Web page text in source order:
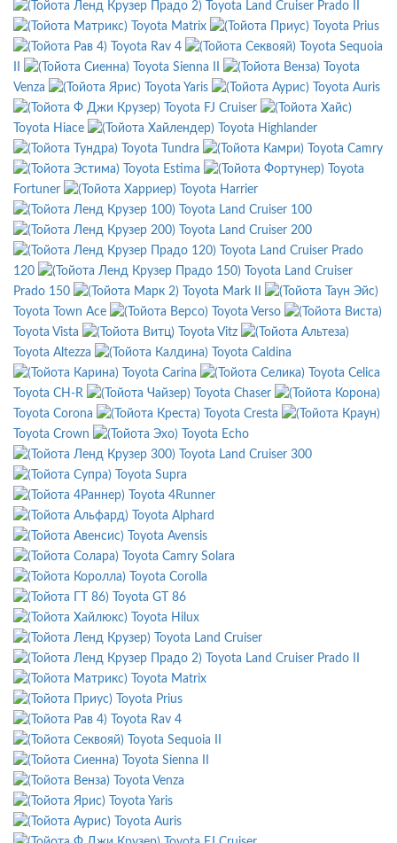
Toyota Land Cruiser Prado II
Toyota Matrix
Toyota Prius
Toyota Rav 4
Toyota Sequoia
Toyota Sienna II
Toyota
Venza
Toyota Yaris
Toyota Auris
Toyota FJ Cruiser
Toyota Hiace
Toyota Highlander
Toyota Tundra
Toyota Camry
Toyota Estima
Toyota
Fortuner
Toyota Harrier
Toyota Land Cruiser 100
Toyota Land Cruiser 200
Toyota Land Cruiser Prado
120
Toyota Land Cruiser
Prado 150
Toyota Mark II
Toyota Town Ace
Toyota Verso
Toyota Vista
Toyota Vitz
Toyota Altezza
Toyota Caldina
Toyota Carina
Toyota Celica
Toyota CH-R
Toyota Chaser
Toyota Corona
Toyota Cresta
Toyota Crown
Toyota Echo
Toyota Land Cruiser 300
Toyota Supra
Toyota 4Runner
Toyota Alphard
Toyota Avensis
Toyota Camry Solara
Toyota Corolla
Toyota GT 86
Toyota Hilux
Toyota Land Cruiser
Toyota Land Cruiser Prado II
Toyota Matrix
Toyota Prius
Toyota Rav 4
Toyota Sequoia II
Toyota Sienna II
Toyota Venza
Toyota Yaris
Toyota Auris